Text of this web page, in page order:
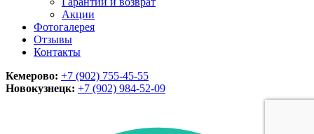
Акции
Фотогалерея
Отзывы
Контакты
Кемерово: +7 (902) 755-45-55
Новокузнецк: +7 (902) 984-52-09